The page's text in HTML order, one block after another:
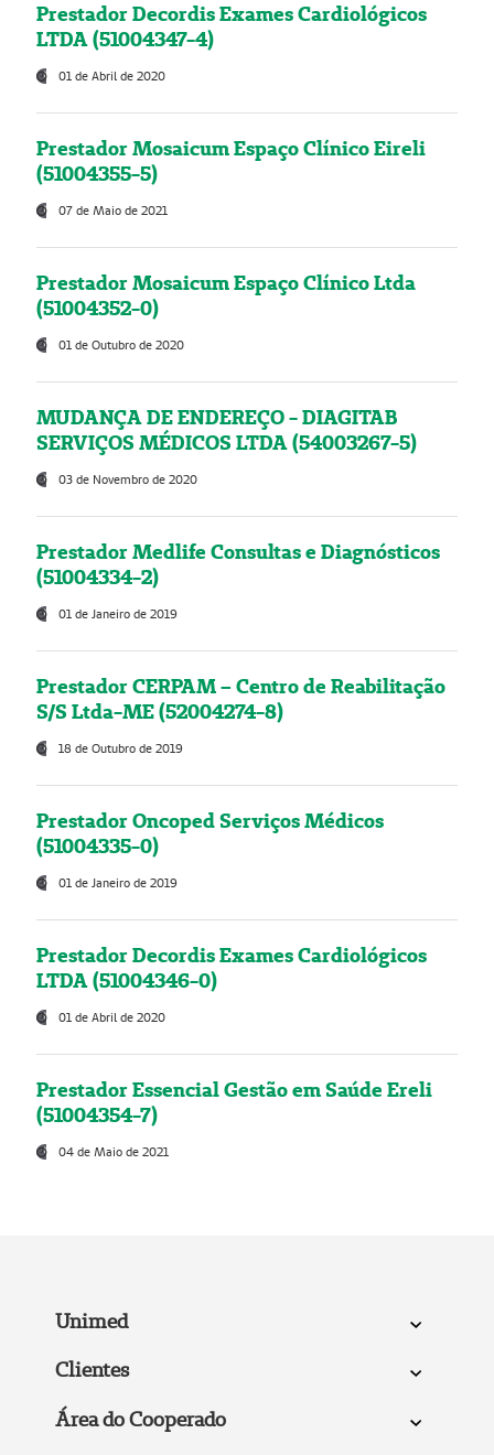
Prestador Decordis Exames Cardiológicos
LTDA (51004347-4)
01 de Abril de 2020
Prestador Mosaicum Espaço Clínico Eireli
(51004355-5)
07 de Maio de 2021
Prestador Mosaicum Espaço Clínico Ltda
(51004352-0)
01 de Outubro de 2020
MUDANÇA DE ENDEREÇO - DIAGITAB
SERVIÇOS MÉDICOS LTDA (54003267-5)
03 de Novembro de 2020
Prestador Medlife Consultas e Diagnósticos
(51004334-2)
01 de Janeiro de 2019
Prestador CERPAM – Centro de Reabilitação
S/S Ltda-ME (52004274-8)
18 de Outubro de 2019
Prestador Oncoped Serviços Médicos
(51004335-0)
01 de Janeiro de 2019
Prestador Decordis Exames Cardiológicos
LTDA (51004346-0)
01 de Abril de 2020
Prestador Essencial Gestão em Saúde Ereli
(51004354-7)
04 de Maio de 2021
Unimed
Clientes
Área do Cooperado